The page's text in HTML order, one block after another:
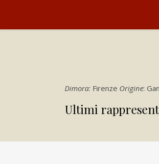
Dimora: Firenze Origine:
Ultimi